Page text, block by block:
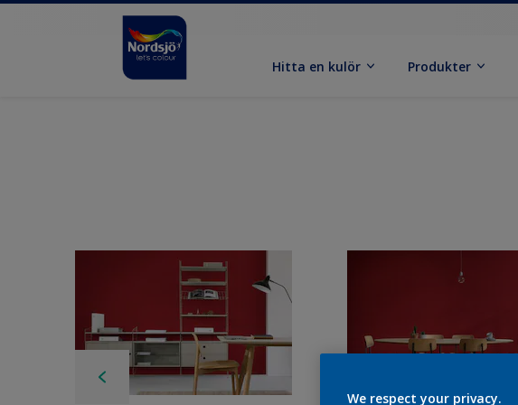
Hitta en kulör Produkter
We respect your privacy.